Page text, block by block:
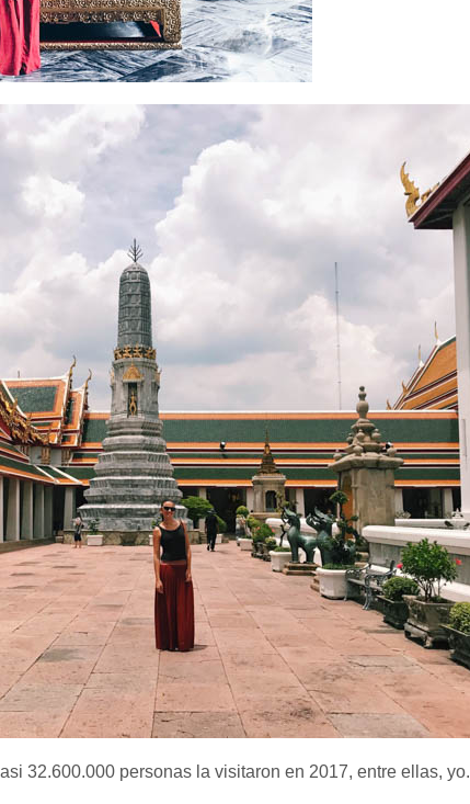
32.600.000 personas la visitaron en 2017, entre ellas, yo.